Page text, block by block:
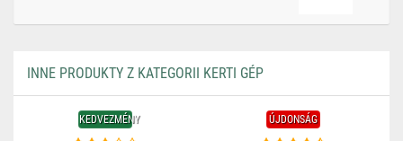
INNE PRODUKTY Z KATEGORII KERTI GÉP
KEDVEZMÉNY ÚJDONSÁG